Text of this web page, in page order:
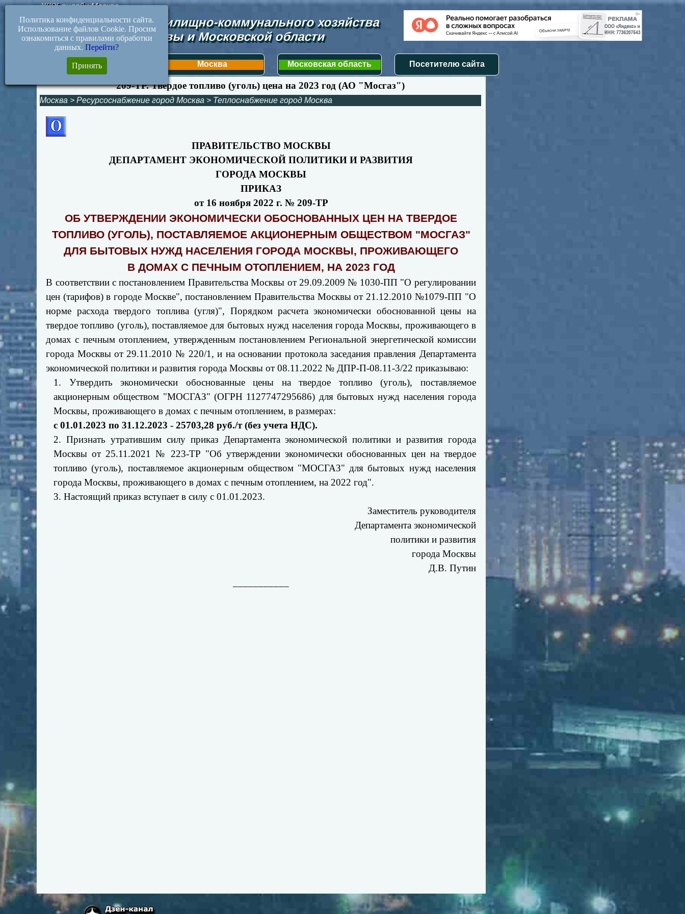
Первая Москва Московская область Посетителю сайта
Документы жилищно-коммунального хозяйства
Москвы и Московской области
ЖКХ-онлайн.Москва
209-ТР. Твердое топливо (уголь) цена на 2023 год (АО "Мосгаз")
Москва >Ресурсоснабжение город Москва > Теплоснабжение город Москва
ПРАВИТЕЛЬСТВО МОСКВЫ
ДЕПАРТАМЕНТ ЭКОНОМИЧЕСКОЙ ПОЛИТИКИ И РАЗВИТИЯ
ГОРОДА МОСКВЫ
ПРИКАЗ
от 16 ноября 2022 г. № 209-ТР
ОБ УТВЕРЖДЕНИИ ЭКОНОМИЧЕСКИ ОБОСНОВАННЫХ ЦЕН НА ТВЕРДОЕ
ТОПЛИВО (УГОЛЬ), ПОСТАВЛЯЕМОЕ АКЦИОНЕРНЫМ ОБЩЕСТВОМ "МОСГАЗ"
ДЛЯ БЫТОВЫХ НУЖД НАСЕЛЕНИЯ ГОРОДА МОСКВЫ, ПРОЖИВАЮЩЕГО
В ДОМАХ С ПЕЧНЫМ ОТОПЛЕНИЕМ, НА 2023 ГОД
В соответствии с постановлением Правительства Москвы от 29.09.2009 № 1030-ПП "О регулировании
цен (тарифов) в городе Москве", постановлением Правительства Москвы от 21.12.2010 №1079-ПП "О
норме расхода твердого топлива (угля)", Порядком расчета экономически обоснованной цены на
твердое топливо (уголь), поставляемое для бытовых нужд населения города Москвы, проживающего в
домах с печным отоплением, утвержденным постановлением Региональной энергетической комиссии
города Москвы от 29.11.2010 № 220/1, и на основании протокола заседания правления Департамента
экономической политики и развития города Москвы от 08.11.2022 № ДПР-П-08.11-3/22 приказываю:
1. Утвердить экономически обоснованные цены на твердое топливо (уголь), поставляемое
акционерным обществом "МОСГАЗ" (ОГРН 1127747295686) для бытовых нужд населения города
Москвы, проживающего в домах с печным отоплением, в размерах:
с 01.01.2023 по 31.12.2023 - 25703,28 руб./т (без учета НДС).
2. Признать утратившим силу приказ Департамента экономической политики и развития города
Москвы от 25.11.2021 № 223-ТР "Об утверждении экономически обоснованных цен на твердое
топливо (уголь), поставляемое акционерным обществом "МОСГАЗ" для бытовых нужд населения
города Москвы, проживающего в домах с печным отоплением, на 2022 год".
3. Настоящий приказ вступает в силу с 01.01.2023.
Заместитель руководителя
Департамента экономической
политики и развития
города Москвы
Д.В. Путин
Политика конфиденциальности сайта.
Использование файлов Cookie. Просим
ознакомиться с правилами обработки
данных. Перейти?
Принять